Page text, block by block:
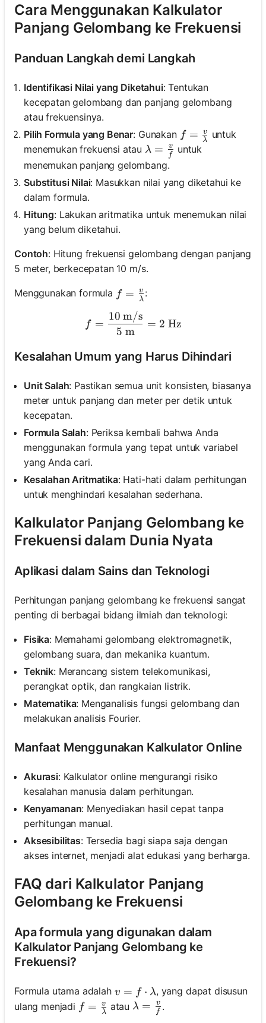
Cara Menggunakan Kalkulator
Panjang Gelombang ke Frekuensi
Panduan Langkah demi Langkah
Identifikasi Nilai yang Diketahui: Tentukan
kecepatan gelombang dan panjang gelombang
atau frekuensinya.
Pilih Formula yang Benar: Gunakan f =
f = λ
v
untuk
menemukan frekuensi atau \lambda = \frac{v}{f}
λ = f
v
untuk
menemukan panjang gelombang.
Substitusi Nilai: Masukkan nilai yang diketahui ke
dalam formula.
Hitung: Lakukan aritmatika untuk menemukan nilai
yang belum diketahui.
Contoh: Hitung frekuensi gelombang dengan panjang
5 meter, berkecepatan 10 m/s.
Menggunakan formula f = \frac{v}{\lambda}
f = λ
v :
f = \frac{10 \text{ m/
f =
5 m
10 m/s
= 2 Hz
Kesalahan Umum yang Harus Dihindari
Unit Salah: Pastikan semua unit konsisten, biasanya
meter untuk panjang dan meter per detik untuk
kecepatan.
Formula Salah: Periksa kembali bahwa Anda
menggunakan formula yang tepat untuk variabel
yang Anda cari.
Kesalahan Aritmatika: Hati-hati dalam perhitungan
untuk menghindari kesalahan sederhana.
Kalkulator Panjang Gelombang ke
Frekuensi dalam Dunia Nyata
Aplikasi dalam Sains dan Teknologi
Perhitungan panjang gelombang ke frekuensi sangat
penting di berbagai bidang ilmiah dan teknologi:
Fisika: Memahami gelombang elektromagnetik,
gelombang suara, dan mekanika kuantum.
Teknik: Merancang sistem telekomunikasi,
perangkat optik, dan rangkaian listrik.
Matematika: Menganalisis fungsi gelombang dan
melakukan analisis Fourier.
Manfaat Menggunakan Kalkulator Online
Akurasi: Kalkulator online mengurangi risiko
kesalahan manusia dalam perhitungan.
Kenyamanan: Menyediakan hasil cepat tanpa
perhitungan manual.
Aksesibilitas: Tersedia bagi siapa saja dengan
akses internet, menjadi alat edukasi yang berharga.
FAQ dari Kalkulator Panjang
Gelombang ke Frekuensi
Apa formula yang digunakan dalam
Kalkulator Panjang Gelombang ke
Frekuensi?
Formula utama adalah v = f \cdot \lambda
v = f ⋅ λ, yang dapat disusun
ulang menjadi f = \frac{v}{\lambda}
f = λ
v atau \lambda = \frac{v}{f}
λ = f
v .